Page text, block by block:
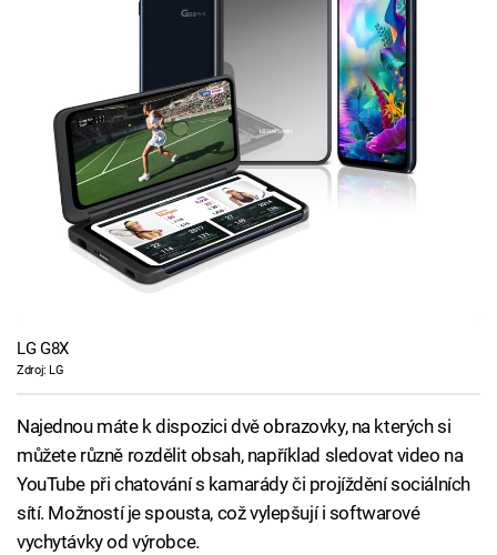
LG G8X
Zdroj: LG
Najednou máte k dispozici dvě obrazovky, na kterých si
můžete různě rozdělit obsah, například sledovat video na
YouTube při chatování s kamarády či projíždění sociálních
sítí. Možností je spousta, což vylepšují i softwarové
vychytávky od výrobce.